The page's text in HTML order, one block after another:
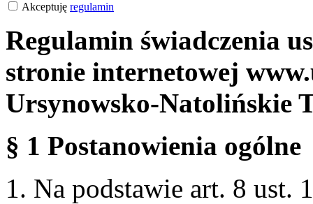
Akceptuję regulamin
Regulamin świadczenia
stronie internetowej
Ursynowsko-Natolińskie
§ 1 Postanowienia ogólne
1. Na podstawie art. 8 ust.